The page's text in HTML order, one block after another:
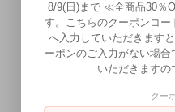
レビューを見る(0件)
レビューを投稿
8/9(日)まで ≪全商品30％
す。こちらのクーポンコ
へ入力していただきます
ーポンのご入力がない場
いただきますの
クー